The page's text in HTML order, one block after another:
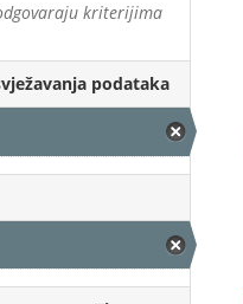
kriterijima
podataka